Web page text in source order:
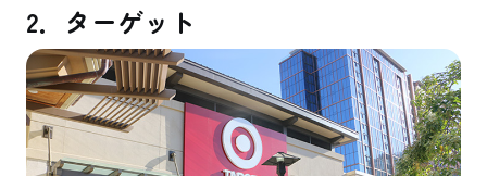
2．ターゲット